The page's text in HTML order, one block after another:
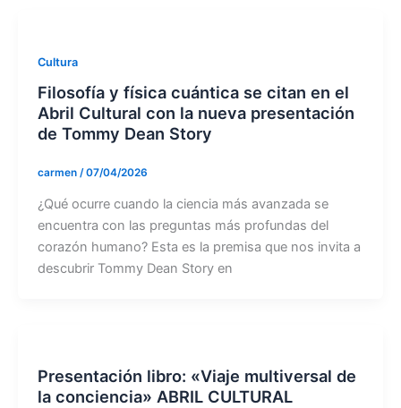
Cultura
Filosofía y física cuántica se citan en el
Abril Cultural con la nueva presentación
de Tommy Dean Story
carmen /07/04/2026
¿Qué ocurre cuando la ciencia más avanzada se
encuentra con las preguntas más profundas del
corazón humano? Esta es la premisa que nos invita a
descubrir Tommy Dean Story en
Presentación libro: «Viaje multiversal de
la conciencia» ABRIL CULTURAL